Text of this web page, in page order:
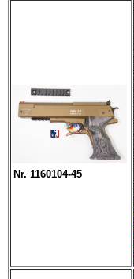
Nr. 1160104-45